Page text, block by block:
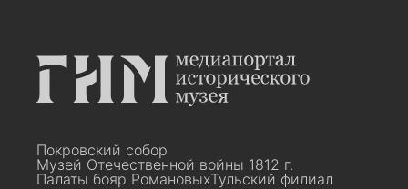
Покровский собор
Музей Отечественной войны 1812 г.
Палаты бояр РомановыхТульский филиал